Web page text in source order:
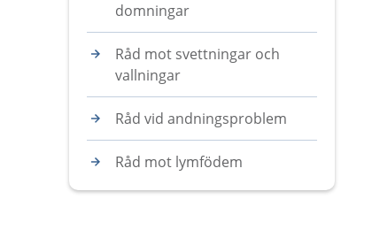
domningar
Råd mot svettningar och
vallningar
Råd vid andningsproblem
Råd mot lymfödem